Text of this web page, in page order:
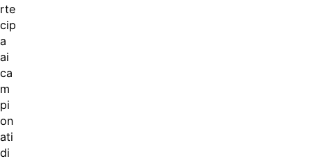
rte
cip
a
ai
ca
m
pi
on
ati
di